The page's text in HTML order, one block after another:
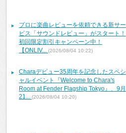
プロに楽曲レビューを依頼できる新サー
ビス「サウンドレビュー」がスタート！
初回限定割引キャンペーン中！
【ONLIV...
(2026/08/04 10:22)
Charaデビュー35周年を記念したスペシ
ャルイベント『Welcome to Chara's
Room at Fender Flagship Tokyo』、9月
21...
(2026/08/04 10:20)